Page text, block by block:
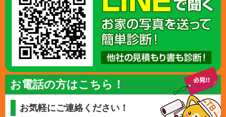
お電話の方はこちら！
お気軽にご連絡ください！